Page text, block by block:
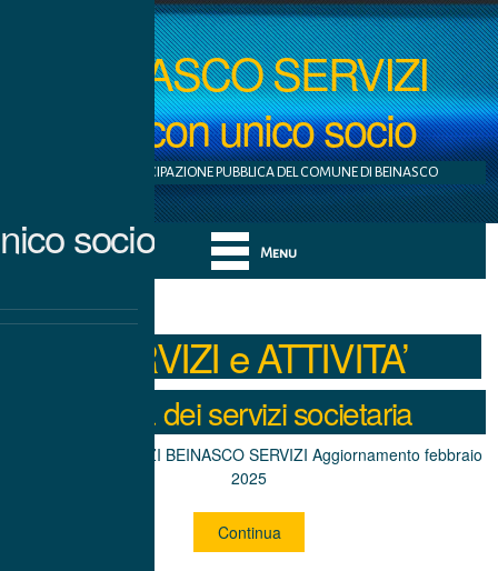
BEINASCO SERVIZI
S.r.l. con unico socio
AZIENDA A PARTECIPAZIONE PUBBLICA DEL COMUNE DI BEINASCO
Menu
socio
SERVIZI e ATTIVITA’
Carta dei servizi societaria
CARTA DEI SERVIZI BEINASCO SERVIZI Aggiornamento febbraio
2025
Continua